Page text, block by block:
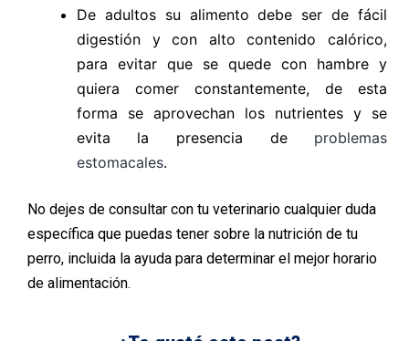
De adultos su alimento debe ser de fácil
digestión y con alto contenido calórico,
para evitar que se quede con hambre y
quiera comer constantemente, de esta
forma se aprovechan los nutrientes y se
evita la presencia de problemas
estomacales.
No dejes de consultar con tu veterinario cualquier duda
específica que puedas tener sobre la nutrición de tu
perro, incluida la ayuda para determinar el mejor horario
de alimentación.